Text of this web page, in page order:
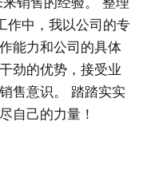
作中，我以公司的专
能力和公司的具体
劲的优势，接受业
售意识。 踏踏实实
自己的力量！